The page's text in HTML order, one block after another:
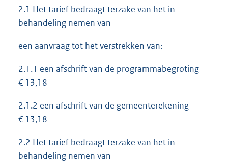
2.1 Het tarief bedraagt terzake van het in
behandeling nemen van
een aanvraag tot het verstrekken van:
2.1.1 een afschrift van de programmabegroting
€ 13,18
2.1.2 een afschrift van de gemeenterekening
€ 13,18
2.2 Het tarief bedraagt terzake van het in
behandeling nemen van